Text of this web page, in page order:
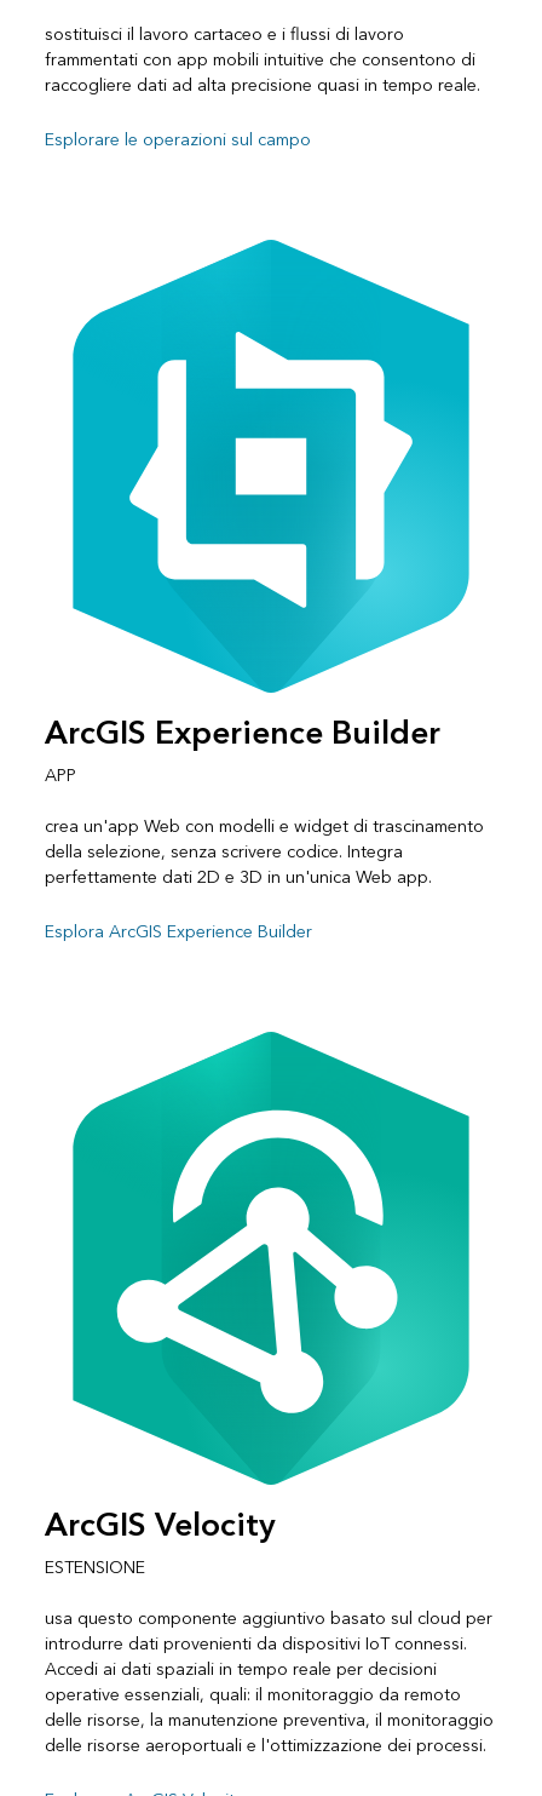
sostituisci il lavoro cartaceo e i flussi di lavoro
frammentati con app mobili intuitive che consentono di
raccogliere dati ad alta precisione quasi in tempo reale.
Esplorare le operazioni sul campo
ArcGIS Experience Builder
APP
crea un'app Web con modelli e widget di trascinamento
della selezione, senza scrivere codice. Integra
perfettamente dati 2D e 3D in un'unica Web app.
Esplora ArcGIS Experience Builder
ArcGIS Velocity
ESTENSIONE
usa questo componente aggiuntivo basato sul cloud per
introdurre dati provenienti da dispositivi IoT connessi.
Accedi ai dati spaziali in tempo reale per decisioni
operative essenziali, quali: il monitoraggio da remoto
delle risorse, la manutenzione preventiva, il monitoraggio
delle risorse aeroportuali e l'ottimizzazione dei processi.